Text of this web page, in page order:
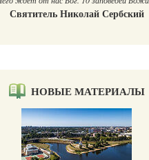
НОВЫЕ МАТЕРИАЛЫ